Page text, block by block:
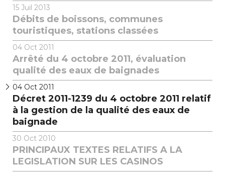
15 Juil 2013
Débits de boissons, communes
touristiques, stations classées
04 Oct 2011
Arrêté du 4 octobre 2011, évaluation
qualité des eaux de baignades
04 Oct 2011
Décret 2011-1239 du 4 octobre 2011 relatif
à la gestion de la qualité des eaux de
baignade
30 Oct 2010
PRINCIPAUX TEXTES RELATIFS A LA
LEGISLATION SUR LES CASINOS